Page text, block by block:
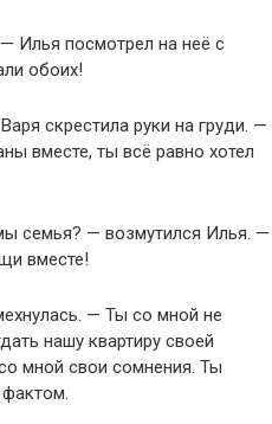
Илья посмотрел на неё с
обоих!
скрестила руки на груди. —
вместе, ты всё равно хотел
семья? — возмутился Илья. —
вместе!
— Ты со мной не
нашу квартиру своей
мной свои сомнения. Ты